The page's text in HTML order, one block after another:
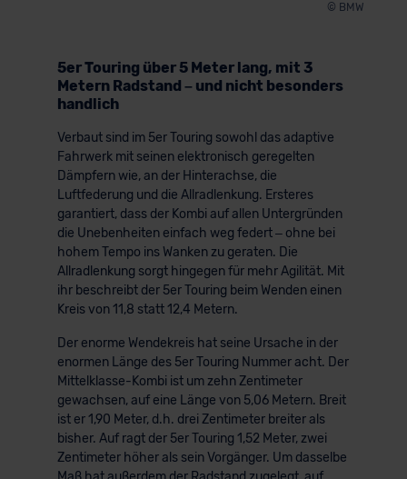
© BMW
5er Touring über 5 Meter lang, mit 3
Metern Radstand – und nicht besonders
handlich
Verbaut sind im 5er Touring sowohl das adaptive
Fahrwerk mit seinen elektronisch geregelten
Dämpfern wie, an der Hinterachse, die
Luftfederung und die Allradlenkung. Ersteres
garantiert, dass der Kombi auf allen Untergründen
die Unebenheiten einfach weg federt – ohne bei
hohem Tempo ins Wanken zu geraten. Die
Allradlenkung sorgt hingegen für mehr Agilität. Mit
ihr beschreibt der 5er Touring beim Wenden einen
Kreis von 11,8 statt 12,4 Metern.
Der enorme Wendekreis hat seine Ursache in der
enormen Länge des 5er Touring Nummer acht. Der
Mittelklasse-Kombi ist um zehn Zentimeter
gewachsen, auf eine Länge von 5,06 Metern. Breit
ist er 1,90 Meter, d.h. drei Zentimeter breiter als
bisher. Auf ragt der 5er Touring 1,52 Meter, zwei
Zentimeter höher als sein Vorgänger. Um dasselbe